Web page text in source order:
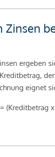
Zinsen
ergeben
eignet
(Kreditbetrag